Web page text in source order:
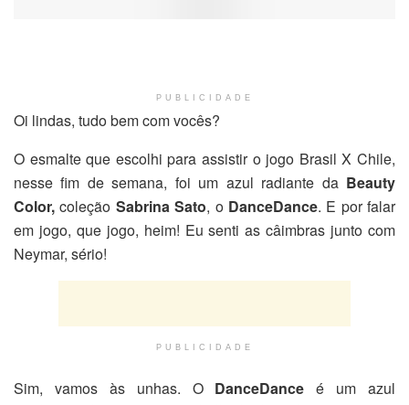
PUBLICIDADE
Oi lindas, tudo bem com vocês?
O esmalte que escolhi para assistir o jogo Brasil X Chile,
nesse fim de semana, foi um azul radiante da Beauty
Color, coleção Sabrina Sato, o DanceDance. E por falar
em jogo, que jogo, heim! Eu senti as câimbras junto com
Neymar, sério!
PUBLICIDADE
Sim, vamos às unhas. O DanceDance é um azul